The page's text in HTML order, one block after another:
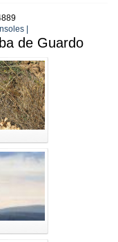
|
de Guardo